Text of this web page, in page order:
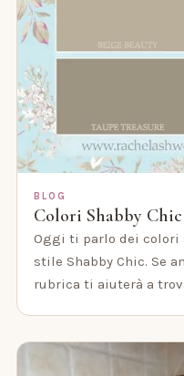
BLOG
Colori Shabby
Oggi ti parlo dei
stile Shabby Chic. Se
rubrica ti aiuterà a